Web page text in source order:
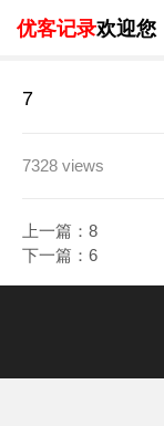
优客记录欢迎您
7
7328 views
上一篇： 8
下一篇： 6